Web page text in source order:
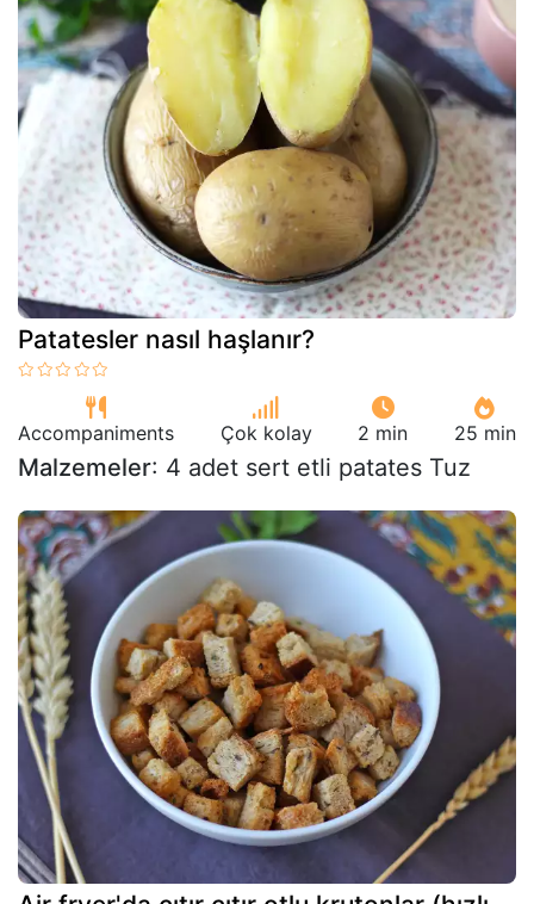
Patatesler nasıl haşlanır?
Accompaniments Çok kolay 2 min 25 min
Malzemeler: 4 adet sert etli patates Tuz